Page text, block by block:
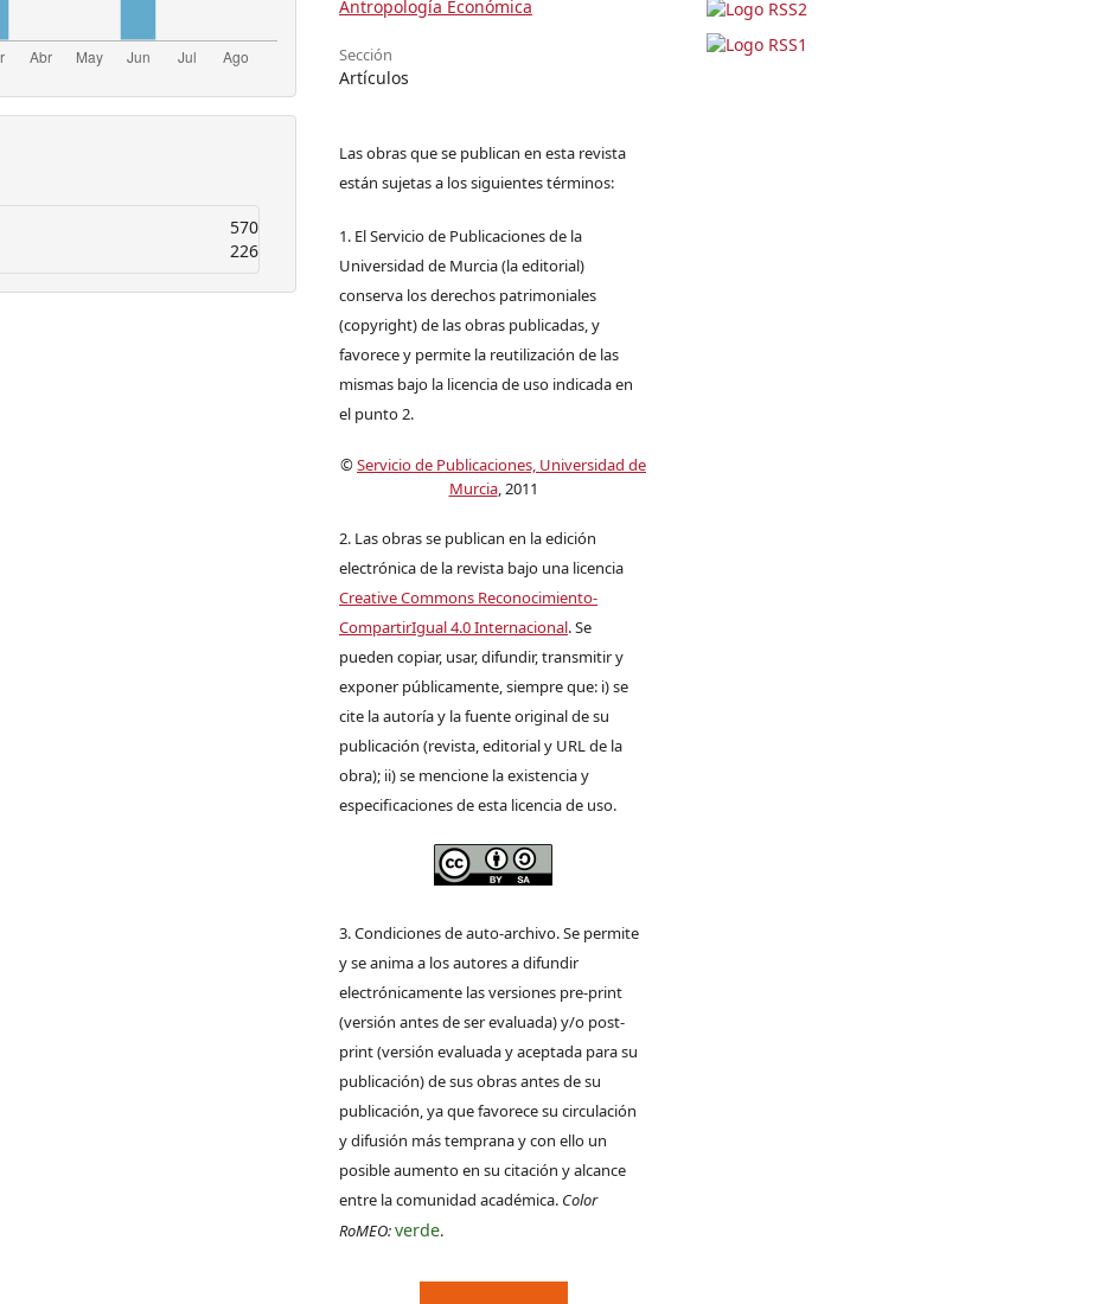
570
226
Antropología Económica
Sección
Artículos
Las obras que se publican en esta revista
están sujetas a los siguientes términos:
1. El Servicio de Publicaciones de la
Universidad de Murcia (la editorial)
conserva los derechos patrimoniales
(copyright) de las obras publicadas, y
favorece y permite la reutilización de las
mismas bajo la licencia de uso indicada en
el punto 2.
©Servicio de Publicaciones, Universidad de
Murcia, 2011
2. Las obras se publican en la edición
electrónica de la revista bajo una licencia
Creative Commons Reconocimiento-
CompartirIgual 4.0 Internacional. Se
pueden copiar, usar, difundir, transmitir y
exponer públicamente, siempre que: i) se
cite la autoría y la fuente original de su
publicación (revista, editorial y URL de la
obra); ii) se mencione la existencia y
especificaciones de esta licencia de uso.
3. Condiciones de auto-archivo. Se permite
y se anima a los autores a difundir
electrónicamente las versiones pre-print
(versión antes de ser evaluada) y/o post-
print (versión evaluada y aceptada para su
publicación) de sus obras antes de su
publicación, ya que favorece su circulación
y difusión más temprana y con ello un
posible aumento en su citación y alcance
entre la comunidad académica. Color
RoMEO:verde.